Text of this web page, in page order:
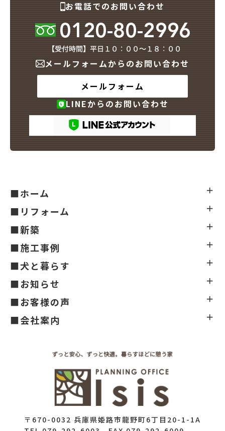
お電話でのお問い合わせ
メールフォームからのお問い合わせ
メールフォーム
LINEからのお問い合わせ
■ホーム
■リフォーム
■新築
■施工事例
■犬と暮らす
■お知らせ
■お客様の声
■会社案内
〒670-0032 兵庫県姫路市龍野町6丁目20-1-1A